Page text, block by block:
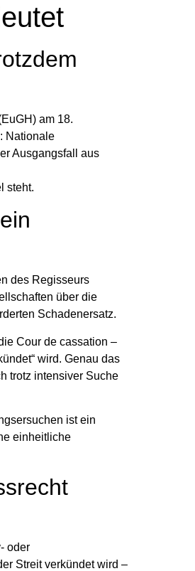
am 18.
Nationale
Ausgangsfall aus
steht.
des Regisseurs
über die
Schadenersatz.
Cour de cassation –
wird. Genau das
trotz intensiver Suche
ist ein
einheitliche
oder
Streit verkündet wird –